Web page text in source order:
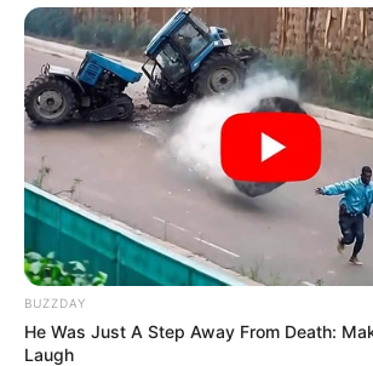
BUZZDAY
He Was Just A Step Away From Death:
Laugh